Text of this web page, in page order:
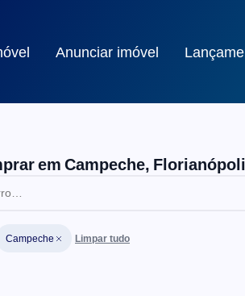
Anunciar imóvel
em Campeche,
Campeche Limpar tudo